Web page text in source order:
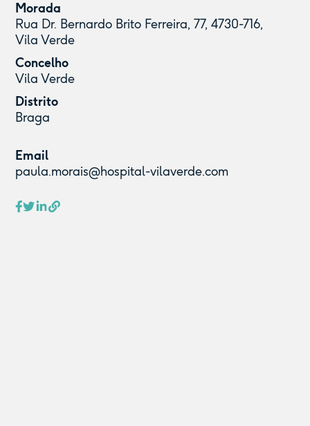
Morada
Rua Dr. Bernardo Brito Ferreira, 77, 4730-716,
Vila Verde
Concelho
Vila Verde
Distrito
Braga
Email
paula.morais@hospital-vilaverde.com